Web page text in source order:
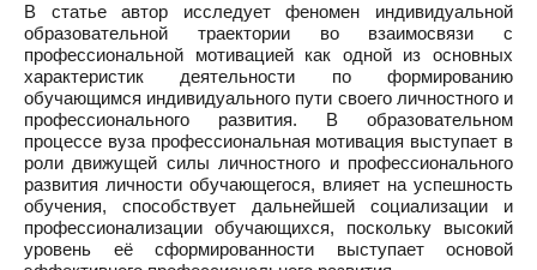
В статье автор исследует феномен индивидуальной
образовательной траектории во взаимосвязи с
профессиональной мотивацией как одной из основных
характеристик деятельности по формированию
обучающимся индивидуального пути своего личностного и
профессионального развития. В образовательном
процессе вуза профессиональная мотивация выступает в
роли движущей силы личностного и профессионального
развития личности обучающегося, влияет на успешность
обучения, способствует дальнейшей социализации и
профессионализации обучающихся, поскольку высокий
уровень её сформированности выступает основой